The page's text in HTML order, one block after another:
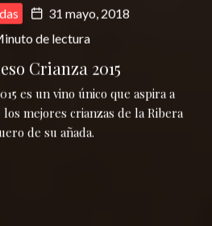
31 mayo, 2018
de lectura
Crianza 2015
es un vino único que aspira a
mejores crianzas de la Ribera
de su añada.